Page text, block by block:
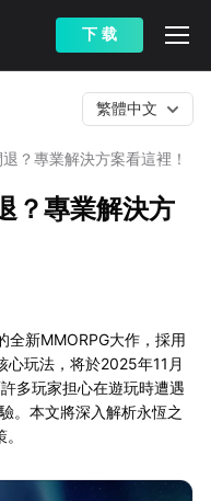
下 载
？專業解決方案看這裡！
繁體中文
？專業解決方
全新MMORPG大作，採用
心玩法，将於2025年11月
多玩家担心在遊玩時遭遇
。本文將深入解析永恆之